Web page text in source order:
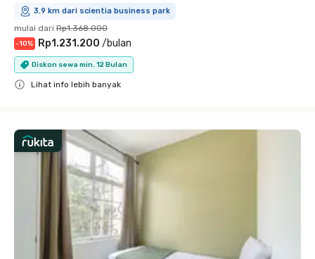
3.9 km dari scientia business park
mulai dari Rp1.368.000
-10% Rp1.231.200 /bulan
Diskon sewa min. 12 Bulan
Lihat info lebih banyak